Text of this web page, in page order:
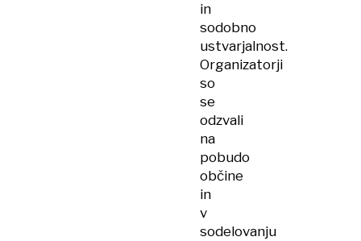
in
sodobno
ustvarjalnost.
Organizatorji
so
se
odzvali
na
pobudo
občine
in
v
sodelovanju